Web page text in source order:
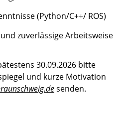
(Python/C++/ ROS)
zuverlässige Arbeitsweise
30.09.2026 bitte
und kurze Motivation
senden.